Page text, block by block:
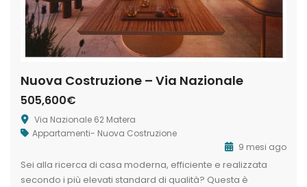
Nuova Costruzione – Via Nazionale
505,600€
Via Nazionale 62 Matera
Appartamenti- Nuova Costruzione
9 mesi ago
Sei alla ricerca di casa moderna, efficiente e realizzata
secondo i più elevati standard di qualità? Questa è